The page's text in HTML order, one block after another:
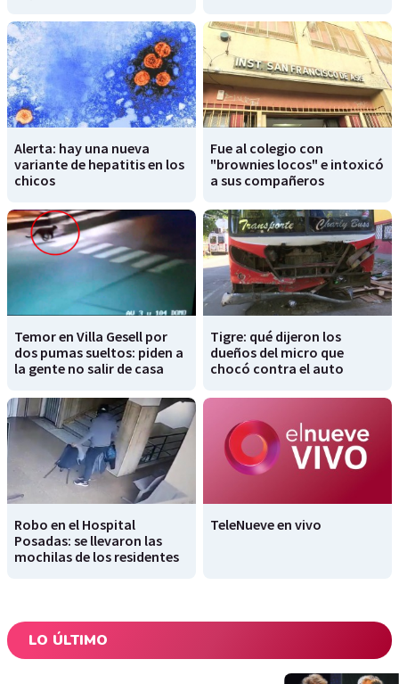
Alerta: hay una nueva
variante de hepatitis en los
chicos
Fue al colegio con
"brownies locos" e intoxicó
a sus compañeros
Temor en Villa Gesell por
dos pumas sueltos: piden a
la gente no salir de casa
Tigre: qué dijeron los
dueños del micro que
chocó contra el auto
Robo en el Hospital
Posadas: se llevaron las
mochilas de los residentes
TeleNueve en vivo
LO ÚLTIMO